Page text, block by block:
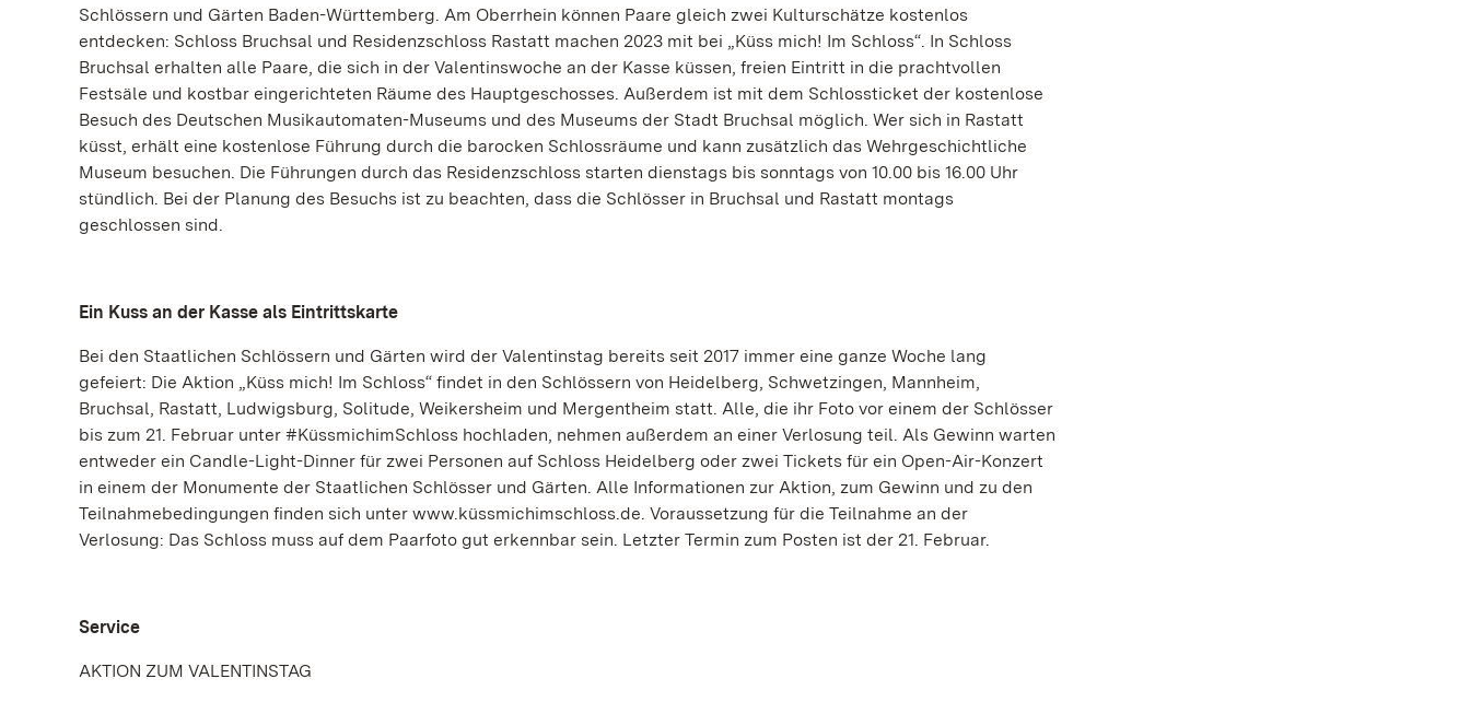
Schlössern und Gärten Baden-Württemberg. Am Oberrhein können Paare gleich zwei Kulturschätze kostenlos
entdecken: Schloss Bruchsal und Residenzschloss Rastatt machen 2023 mit bei „Küss mich! Im Schloss“. In Schloss
Bruchsal erhalten alle Paare, die sich in der Valentinswoche an der Kasse küssen, freien Eintritt in die prachtvollen
Festsäle und kostbar eingerichteten Räume des Hauptgeschosses. Außerdem ist mit dem Schlossticket der kostenlose
Besuch des Deutschen Musikautomaten-Museums und des Museums der Stadt Bruchsal möglich. Wer sich in Rastatt
küsst, erhält eine kostenlose Führung durch die barocken Schlossräume und kann zusätzlich das Wehrgeschichtliche
Museum besuchen. Die Führungen durch das Residenzschloss starten dienstags bis sonntags von 10.00 bis 16.00 Uhr
stündlich. Bei der Planung des Besuchs ist zu beachten, dass die Schlösser in Bruchsal und Rastatt montags
geschlossen sind.
Ein Kuss an der Kasse als Eintrittskarte
Bei den Staatlichen Schlössern und Gärten wird der Valentinstag bereits seit 2017 immer eine ganze Woche lang
gefeiert: Die Aktion „Küss mich! Im Schloss“ findet in den Schlössern von Heidelberg, Schwetzingen, Mannheim,
Bruchsal, Rastatt, Ludwigsburg, Solitude, Weikersheim und Mergentheim statt. Alle, die ihr Foto vor einem der Schlösser
bis zum 21. Februar unter #KüssmichimSchloss hochladen, nehmen außerdem an einer Verlosung teil. Als Gewinn warten
entweder ein Candle-Light-Dinner für zwei Personen auf Schloss Heidelberg oder zwei Tickets für ein Open-Air-Konzert
in einem der Monumente der Staatlichen Schlösser und Gärten. Alle Informationen zur Aktion, zum Gewinn und zu den
Teilnahmebedingungen finden sich unter www.küssmichimschloss.de. Voraussetzung für die Teilnahme an der
Verlosung: Das Schloss muss auf dem Paarfoto gut erkennbar sein. Letzter Termin zum Posten ist der 21. Februar.
Service
AKTION ZUM VALENTINSTAG